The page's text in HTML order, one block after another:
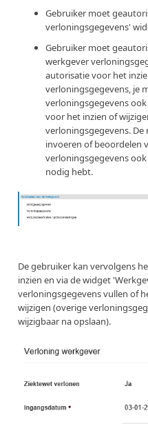
Gebruiker moet
verloningsgegevens'
Gebruiker moet
werkgever
autorisatie voor het
verloningsgegevens, je
verloningsgegevens
voor het inzien of
verloningsgegevens.
invoeren of beoordelen
verloningsgegevens
nodig hebt.
De gebruiker kan vervolgens
inzien en via de widget
verloningsgegevens vullen of
wijzigen (overige
wijzigbaar na opslaan).